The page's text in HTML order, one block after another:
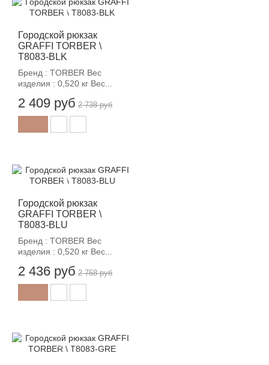
Городской рюкзак
GRAFFI TORBER \
T8083-BLK
Бренд : TORBER Вес
изделия : 0,520 кг Вес...
2 409 руб
-12%
2 738 руб
Городской рюкзак
GRAFFI TORBER \
T8083-BLU
Бренд : TORBER Вес
изделия : 0,520 кг Вес...
2 436 руб
-12%
2 768 руб
-12%